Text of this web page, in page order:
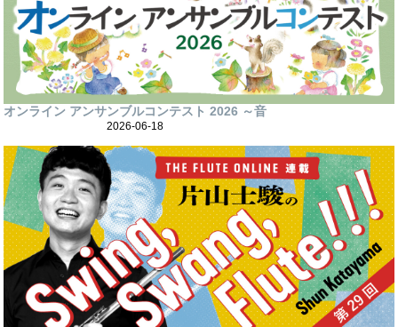
オンライン アンサンブルコンテスト 2026 ～音
2026-06-18